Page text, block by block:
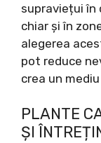
supraviețui în
chiar și în
alegerea
pot reduce
crea un
PLANTE
ȘI